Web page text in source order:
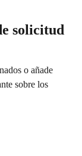
solicitud
o añade
sobre los